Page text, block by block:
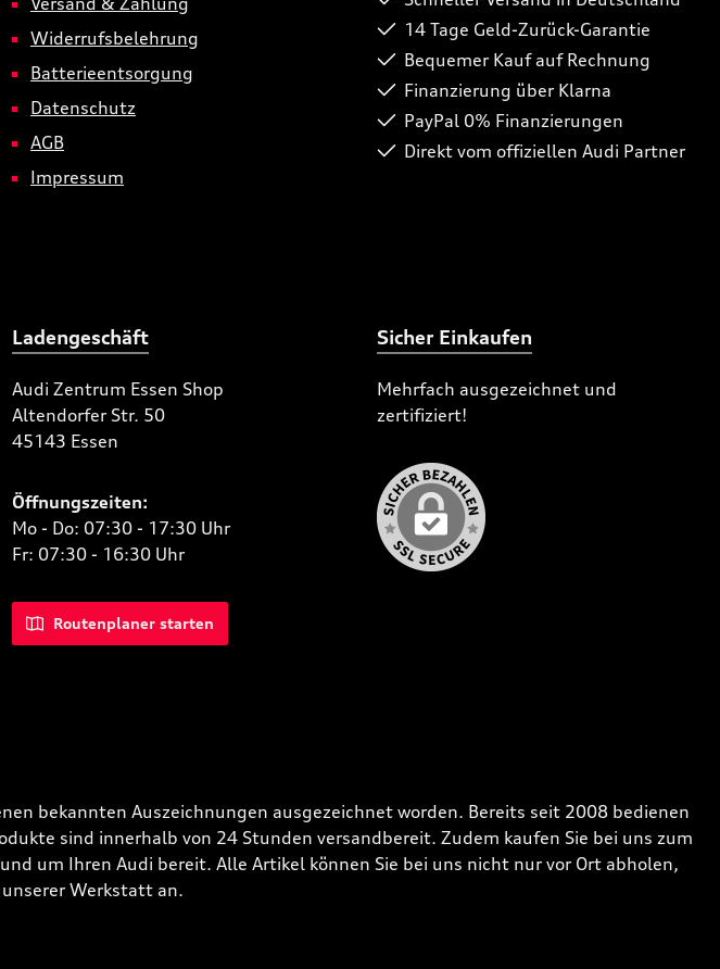
Widerrufsbelehrung
Batterieentsorgung
Datenschutz
AGB
Impressum
14 Tage Geld-Zurück-Garantie
Bequemer Kauf auf Rechnung
Finanzierung über Klarna
PayPal 0% Finanzierungen
Direkt vom offiziellen Audi Partner
Ladengeschäft
Audi Zentrum Essen Shop
Altendorfer Str. 50
45143 Essen
Öffnungszeiten:
Mo - Do: 07:30 - 17:30 Uhr
Fr: 07:30 - 16:30 Uhr
Routenplaner starten
Sicher Einkaufen
Mehrfach ausgezeichnet und
zertifiziert!
bekannten Auszeichnungen ausgezeichnet worden. Bereits seit 2008 bedienen
sind innerhalb von 24 Stunden versandbereit. Zudem kaufen Sie bei uns zum
um Ihren Audi bereit. Alle Artikel können Sie bei uns nicht nur vor Ort abholen,
Werkstatt an.